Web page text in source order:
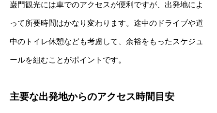
巌門観光には車でのアクセスが便利ですが、出発地によ
って所要時間はかなり変わります。途中のドライブや道
中のトイレ休憩なども考慮して、余裕をもったスケジュ
ールを組むことがポイントです。
主要な出発地からのアクセス時間目安